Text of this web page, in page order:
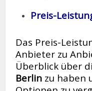
Preis-
Das Preis-
Anbieter zu
Überblick über
Berlin zu haben